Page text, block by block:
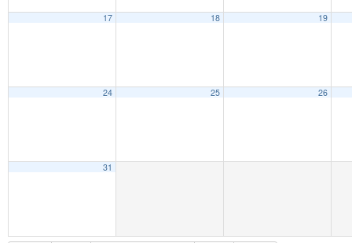
17 18 19
24 25 26
31